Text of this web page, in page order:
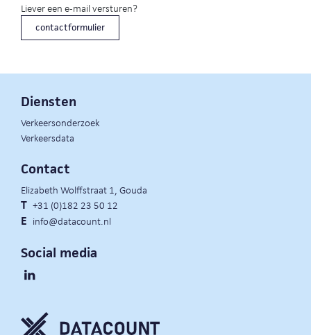
Liever een e-mail versturen?
contactformulier
Diensten
Verkeersonderzoek
Verkeersdata
Contact
Elizabeth Wolffstraat 1, Gouda
T +31 (0)182 23 50 12
E info@datacount.nl
Social media